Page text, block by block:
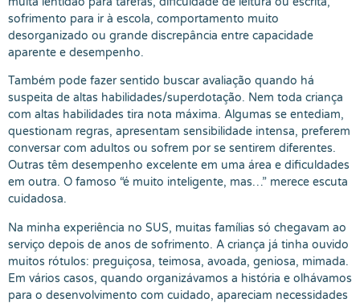
sofrimento para ir à escola, comportamento muito
desorganizado ou grande discrepância entre capacidade
aparente e desempenho.
Também pode fazer sentido buscar avaliação quando há
suspeita de altas habilidades/superdotação. Nem toda criança
com altas habilidades tira nota máxima. Algumas se entediam,
questionam regras, apresentam sensibilidade intensa, preferem
conversar com adultos ou sofrem por se sentirem diferentes.
Outras têm desempenho excelente em uma área e dificuldades
em outra. O famoso “é muito inteligente, mas…” merece escuta
cuidadosa.
Na minha experiência no SUS, muitas famílias só chegavam ao
serviço depois de anos de sofrimento. A criança já tinha ouvido
muitos rótulos: preguiçosa, teimosa, avoada, geniosa, mimada.
Em vários casos, quando organizávamos a história e olhávamos
para o desenvolvimento com cuidado, apareciam necessidades